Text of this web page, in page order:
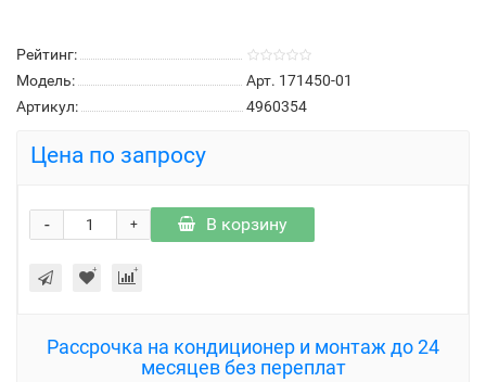
Рейтинг:
Модель:
Арт. 171450-01
Артикул:
4960354
Цена по запросу
+
- В корзину
Рассрочка на кондиционер и монтаж до 24
месяцев без переплат